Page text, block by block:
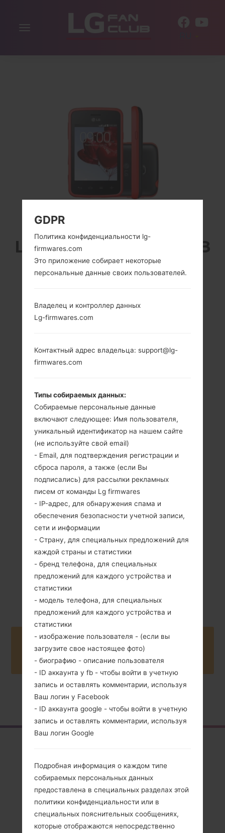
Включить
LG D120G (LGD120G) ИЗ
СЕРИИ LG L30
соотношение
экрана к телу)
плотность
пикселей на
дюйм)
106 грамм (3.71
унции)
Съемный Li-Ion
1540 mAh
Mediatek
Android 4.4.x
KitKat
Июнь, 2014
Buy accessories on Amazon
Главная → Серия →
LGD120G(LGD120G)
akaLG L30
GDPR
Политика конфиденциальности lg-
firmwares.com
Это приложение собирает некоторые
персональные данные своих пользователей.
Владелец и контроллер данных
Lg-firmwares.com
Контактный адрес владельца: support@lg-
firmwares.com
Типы собираемых данных:
Собираемые персональные данные
включают следующее: Имя пользователя,
уникальный идентификатор на нашем сайте
(не используйте свой email)
- Email, для подтверждения регистрации и
сброса пароля, а также (если Вы
подписались) для рассылки рекламных
писем от команды Lg firmwares
- IP-адрес, для обнаружения спама и
обеспечения безопасности учетной записи,
сети и информации
- Страну, для специальных предложений для
каждой страны и статистики
- бренд телефона, для специальных
предложений для каждого устройства и
статистики
- модель телефона, для специальных
предложений для каждого устройства и
статистики
- изображение пользователя - (если вы
загрузите свое настоящее фото)
- биографию - описание пользователя
- ID аккаунта у fb - чтобы войти в учетную
запись и оставлять комментарии, используя
Ваш логин у Facebook
- ID аккаунта google - чтобы войти в учетную
запись и оставлять комментарии, используя
Ваш логин Google
Подробная информация о каждом типе
собираемых персональных данных
предоставлена в специальных разделах этой
политики конфиденциальности или в
специальных пояснительных сообщениях,
которые отображаются непосредственно